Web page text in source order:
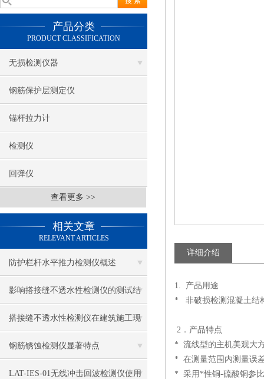
产品分类
PRODUCT CLASSIFICATION
无损检测仪器
钢筋保护层测定仪
锚杆拉力计
检测仪
回弹仪
查看更多 >>
相关文章
RELEVANT ARTICLES
防护栏杆水平推力检测仪概述
影响搭接缝不透水性检测仪的测试结
果的因素有哪些？
搭接缝不透水性检测仪在建筑施工现
场中的应用
钢筋锈蚀检测仪显著特点
LAT-IES-01无线冲击回波检测仪使用
详细介绍
1. 产品用途
* 非破损检测混凝土结
2．产品特点
* 流线型的主机美观大
* 在测量范围内测量误
* 采用*性铜-硫酸铜参